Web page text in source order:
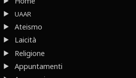
UAAR
Ateismo
Laicità
Religione
Appuntamenti